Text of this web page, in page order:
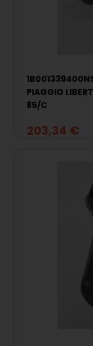
PIAGGIO
85/C
203,34 €